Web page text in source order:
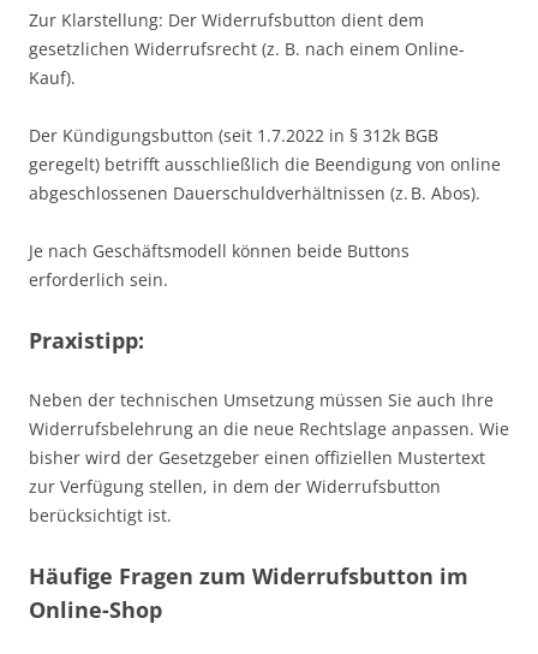
Zur Klarstellung: Der Widerrufsbutton dient dem
gesetzlichen Widerrufsrecht (z. B. nach einem Online-
Kauf).
Der Kündigungsbutton (seit 1.7.2022 in § 312k BGB
geregelt) betrifft ausschließlich die Beendigung von online
abgeschlossenen Dauerschuldverhältnissen (z. B. Abos).
Je nach Geschäftsmodell können beide Buttons
erforderlich sein.
Praxistipp:
Neben der technischen Umsetzung müssen Sie auch Ihre
Widerrufsbelehrung an die neue Rechtslage anpassen. Wie
bisher wird der Gesetzgeber einen offiziellen Mustertext
zur Verfügung stellen, in dem der Widerrufsbutton
berücksichtigt ist.
Häufige Fragen zum Widerrufsbutton im
Online-Shop